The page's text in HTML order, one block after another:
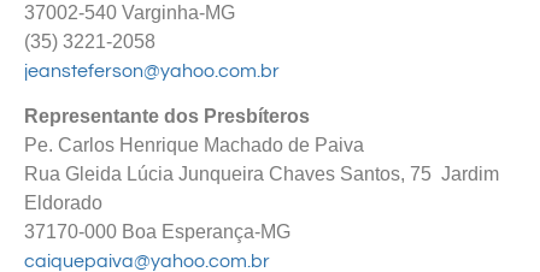
37002-540 Varginha-MG
(35) 3221-2058
jeansteferson@yahoo.com.br
Representante dos Presbíteros
Pe. Carlos Henrique Machado de Paiva
Rua Gleida Lúcia Junqueira Chaves Santos, 75 Jardim
Eldorado
37170-000 Boa Esperança-MG
caiquepaiva@yahoo.com.br